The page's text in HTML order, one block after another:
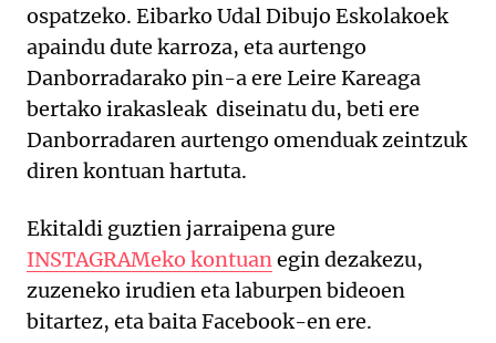
ospatzeko. Eibarko Udal Dibujo Eskolakoek
apaindu dute karroza, eta aurtengo
Danborradarako pin-a ere Leire Kareaga
bertako irakasleak diseinatu du, beti ere
Danborradaren aurtengo omenduak zeintzuk
diren kontuan hartuta.
Ekitaldi guztien jarraipena gure
INSTAGRAMeko kontuanegin dezakezu,
zuzeneko irudien eta laburpen bideoen
bitartez, eta baita Facebook-en ere.